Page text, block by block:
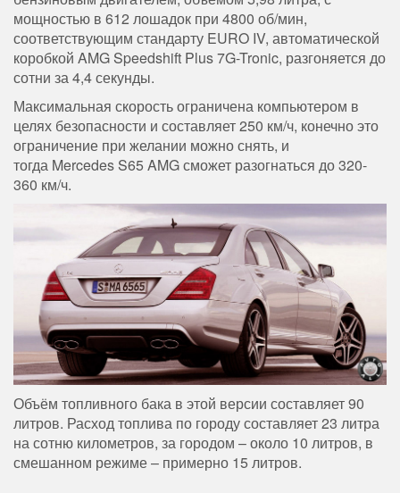
мощностью в 612 лошадок при 4800 об/мин,
соответствующим стандарту EURO IV, автоматической
коробкой AMG Speedshift Plus 7G-Tronic, разгоняется до
сотни за 4,4 секунды.
Максимальная скорость ограничена компьютером в
целях безопасности и составляет 250 км/ч, конечно это
ограничение при желании можно снять, и
тогда Mercedes S65 AMG сможет разогнаться до 320-
360 км/ч.
Объём топливного бака в этой версии составляет 90
литров. Расход топлива по городу составляет 23 литра
на сотню километров, за городом – около 10 литров, в
смешанном режиме – примерно 15 литров.